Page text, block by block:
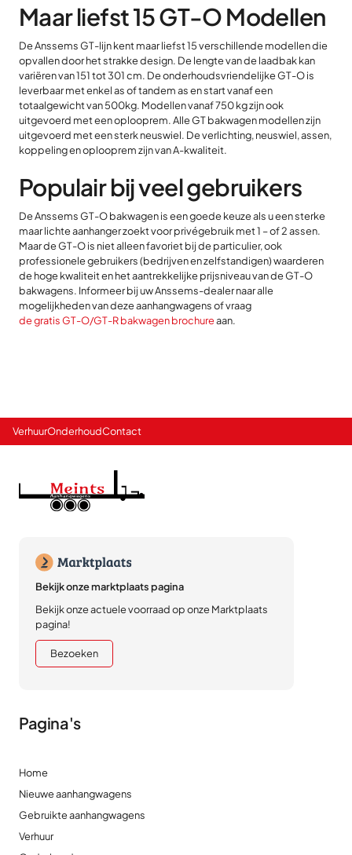
Maar liefst 15 GT-O Modellen
De Anssems GT-lijn kent maar liefst 15 verschillende modellen die
opvallen door het strakke design. De lengte van de laadbak kan
variëren van 151 tot 301 cm. De onderhoudsvriendelijke GT-O is
leverbaar met enkel as of tandem as en start vanaf een
totaalgewicht van 500kg. Modellen vanaf 750 kg zijn ook
uitgevoerd met een oplooprem. Alle GT bakwagen modellen zijn
uitgevoerd met een sterk neuswiel. De verlichting, neuswiel, assen,
koppeling en oplooprem zijn van A-kwaliteit.
Populair bij veel gebruikers
De Anssems GT-O bakwagen is een goede keuze als u een sterke
maar lichte aanhanger zoekt voor privégebruik met 1 – of 2 assen.
Maar de GT-O is niet alleen favoriet bij de particulier, ook
professionele gebruikers (bedrijven en zelfstandigen) waarderen
de hoge kwaliteit en het aantrekkelijke prijsniveau van de GT-O
bakwagens. Informeer bij uw Anssems-dealer naar alle
mogelijkheden van deze aanhangwagens of vraag
de gratis GT-O/GT-R bakwagen brochureaan.
VerhuurOnderhoudContact
Bekijk onze marktplaats pagina
Bekijk onze actuele voorraad op onze Marktplaats
pagina!
Bezoeken
Pagina's
Home
Nieuwe aanhangwagens
Gebruikte aanhangwagens
Verhuur